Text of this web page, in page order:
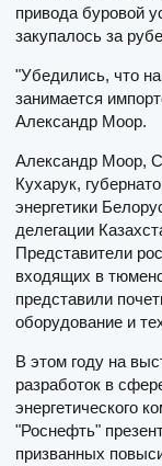
привода буровой
закупалось за
"Убедились, что
занимается
Александр Моор.
Александр Моор,
Кухарук,
энергетики
делегации
Представители
входящих в
представили
оборудование и
В этом году на
разработок в
энергетического
"Роснефть"
призванных